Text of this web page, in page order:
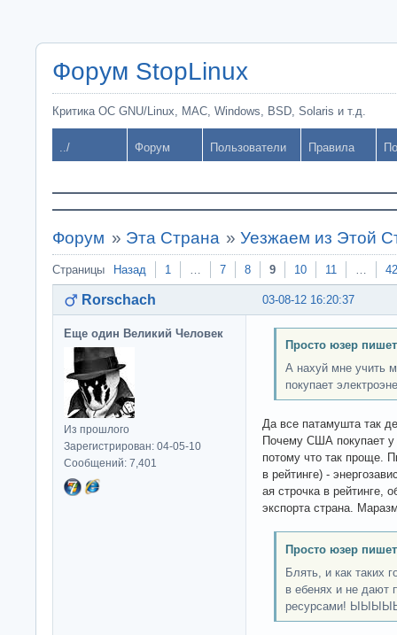
Форум StopLinux
Критика ОС GNU/Linux, MAC, Windows, BSD, Solaris и т.д.
../ Форум Пользователи Правила
Форум » Эта Страна »Уезжаем из Этой
Страницы Назад 1 … 7 8 9 10 11 … 42
03-08-12 16:20:37
Rorschach
Еще один Великий Человек
Из прошлого
Зарегистрирован: 04-05-10
Сообщений: 7,401
Просто юзер
А нахуй мне учить
покупает
Да все патамушта так
Почему США покупает у
потому что так проще.
в рейтинге) -
ая строчка в рейтинге,
экспорта страна.
Просто юзер
Блять, и как таких
в ебенях и не дают
ресурсами!